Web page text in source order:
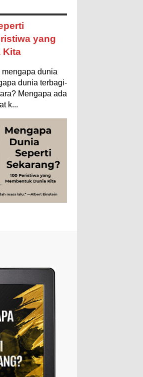
Buku
Bumi
Hoeda's Note
Internet
Iptek
Minuman
Misteri
Pendidikan
Sejarah
Tokoh
yang
Kita
mengapa dunia
dunia terbagi-
Mengapa ada
k...